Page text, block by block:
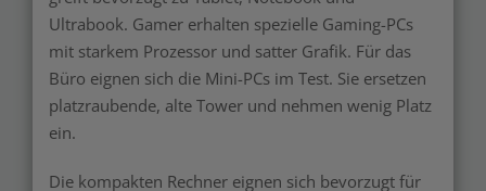
Ultrabook. Gamer erhalten spezielle Gaming-PCs
mit starkem Prozessor und satter Grafik. Für das
Büro eignen sich die Mini-PCs im Test. Sie ersetzen
platzraubende, alte Tower und nehmen wenig Platz
ein.
Die kompakten Rechner eignen sich bevorzugt für